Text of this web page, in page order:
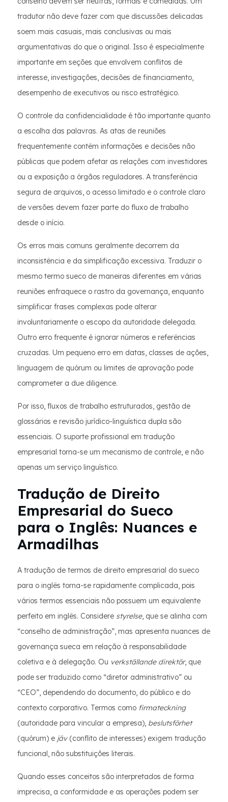
tradutor não deve fazer com que discussões delicadas
soem mais casuais, mais conclusivas ou mais
argumentativas do que o original. Isso é especialmente
importante em seções que envolvem conflitos de
interesse, investigações, decisões de financiamento,
desempenho de executivos ou risco estratégico.
O controle da confidencialidade é tão importante quanto
a escolha das palavras. As atas de reuniões
frequentemente contêm informações e decisões não
públicas que podem afetar as relações com investidores
ou a exposição a órgãos reguladores. A transferência
segura de arquivos, o acesso limitado e o controle claro
de versões devem fazer parte do fluxo de trabalho
desde o início.
Os erros mais comuns geralmente decorrem da
inconsistência e da simplificação excessiva. Traduzir o
mesmo termo sueco de maneiras diferentes em várias
reuniões enfraquece o rastro da governança, enquanto
simplificar frases complexas pode alterar
involuntariamente o escopo da autoridade delegada.
Outro erro frequente é ignorar números e referências
cruzadas. Um pequeno erro em datas, classes de ações,
linguagem de quórum ou limites de aprovação pode
comprometer a due diligence.
Por isso, fluxos de trabalho estruturados, gestão de
glossários e revisão jurídico-linguística dupla são
essenciais. O suporte profissional em tradução
empresarial torna-se um mecanismo de controle, e não
apenas um serviço linguístico.
Tradução de Direito
Empresarial do Sueco
para o Inglês: Nuances e
Armadilhas
A tradução de termos de direito empresarial do sueco
para o inglês torna-se rapidamente complicada, pois
vários termos essenciais não possuem um equivalente
perfeito em inglês. Considere styrelse, que se alinha com
“conselho de administração”, mas apresenta nuances de
governança sueca em relação à responsabilidade
coletiva e à delegação. Ou verkställande direktör, que
pode ser traduzido como “diretor administrativo” ou
“CEO”, dependendo do documento, do público e do
contexto corporativo. Termos como firmateckning
(autoridade para vincular a empresa), beslutsförhet
(quórum) e jäv(conflito de interesses) exigem tradução
funcional, não substituições literais.
Quando esses conceitos são interpretados de forma
imprecisa, a conformidade e as operações podem ser